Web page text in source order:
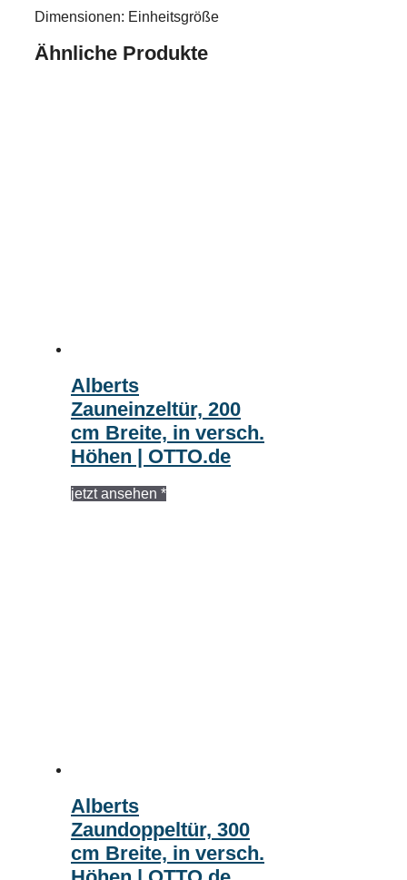
Dimensionen: Einheitsgröße
Ähnliche Produkte
Alberts
Zauneinzeltür, 200
cm Breite, in versch.
Höhen | OTTO.de
jetzt ansehen *
Alberts
Zaundoppeltür, 300
cm Breite, in versch.